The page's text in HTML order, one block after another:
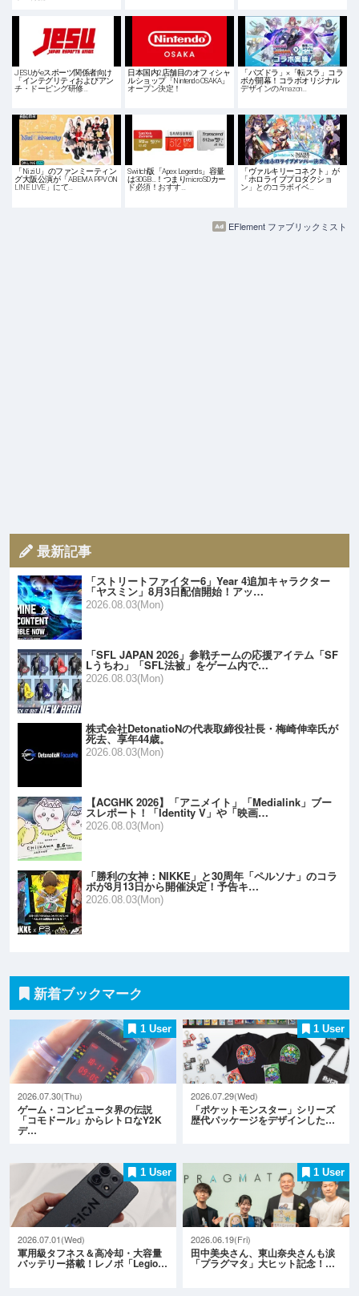
JESUがeスポーツ関係者向け
「インテグリティおよびアン
チ・ドーピング研修…
日本国内2店舗目のオフィシャ
ルショップ「Nintendo OSAKA」
オープン決定！
「パズドラ」×「転スラ」コラ
ボが開幕！コラボオリジナル
デザインのAmazon…
「NiziU」のファンミーティン
グ大阪公演が「ABEMA PPV ON
LINE LIVE」にて…
Switch版「Apex Legends」容量
は30GB…！つまりmicroSDカー
ド必須！おすす…
「ヴァルキリーコネクト」が
「ホロライブプロダクショ
ン」とのコラボイベ…
EFlement ファブリックミスト
最新記事
「ストリートファイター6」Year 4追加キャラクター
「ヤスミン」8月3日配信開始！アッ…
2026.08.03(Mon)
「SFL JAPAN 2026」参戦チームの応援アイテム「SF
Lうちわ」「SFL法被」をゲーム内で…
2026.08.03(Mon)
株式会社DetonatioNの代表取締役社長・梅崎伸幸氏が
死去、享年44歳。
2026.08.03(Mon)
【ACGHK 2026】「アニメイト」「Medialink」ブー
スレポート！「Identity V」や「映画…
2026.08.03(Mon)
「勝利の女神：NIKKE」と30周年「ペルソナ」のコラ
ボが8月13日から開催決定！予告キ…
2026.08.03(Mon)
新着ブックマーク
1 User
2026.07.30(Thu)
ゲーム・コンピュータ界の伝説
「コモドール」からレトロなY2K
デ…
1 User
2026.07.29(Wed)
「ポケットモンスター」シリーズ
歴代パッケージをデザインした…
1 User
2026.07.01(Wed)
軍用級タフネス＆高冷却・大容量
バッテリー搭載！レノボ「Legio…
1 User
2026.06.19(Fri)
田中美央さん、東山奈央さんも涙
「プラグマタ」大ヒット記念！…